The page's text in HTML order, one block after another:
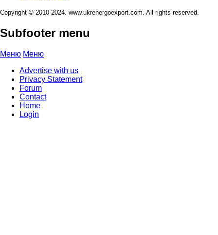
Copyright © 2010-2024. www.ukrenergoexport.com. All rights reserved.
Subfooter menu
Меню Меню
Advertise with us
Privacy Statement
Forum
Contact
Home
Login